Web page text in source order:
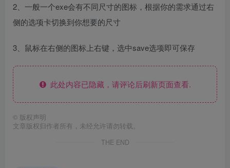
2、一般一个exe会有不同尺寸的图标，根据你的需求通过右
侧的选项卡切换到你想要的尺寸
3、鼠标在右侧的图标上右键，选中save选项即可保存
此处内容已隐藏，请评论后刷新页面查看.
© 版权声明
文章版权归作者所有，未经允许请勿转载。
THE END